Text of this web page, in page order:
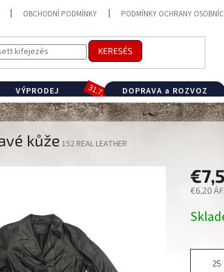
OBCHODNÍ PODMÍNKY PODMÍNKY OCHRANY
KERESÉS
VÝPRODEJ DOPRAVA a ROZVOZ
kůže152 REAL LEATHER
€6,20